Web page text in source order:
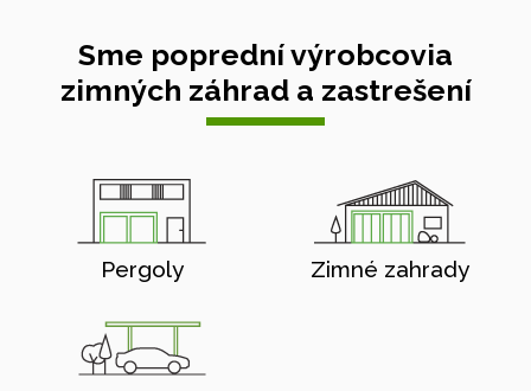
Sme poprední výrobcovia
zimných záhrad a zastrešení
Pergoly Zimné zahrady